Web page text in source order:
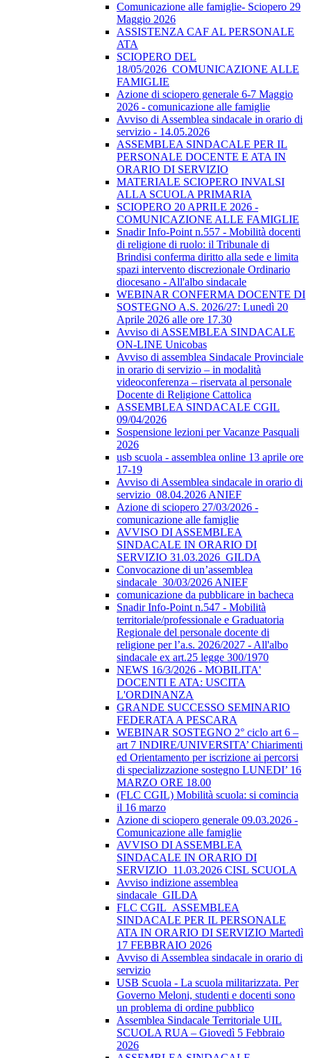
Comunicazione alle famiglie- Sciopero 29
Maggio 2026
ASSISTENZA CAF AL PERSONALE
ATA
SCIOPERO DEL
18/05/2026_COMUNICAZIONE ALLE
FAMIGLIE
Azione di sciopero generale 6-7 Maggio
2026 - comunicazione alle famiglie
Avviso di Assemblea sindacale in orario di
servizio - 14.05.2026
ASSEMBLEA SINDACALE PER IL
PERSONALE DOCENTE E ATA IN
ORARIO DI SERVIZIO
MATERIALE SCIOPERO INVALSI
ALLA SCUOLA PRIMARIA
SCIOPERO 20 APRILE 2026 -
COMUNICAZIONE ALLE FAMIGLIE
Snadir Info-Point n.557 - Mobilità docenti
di religione di ruolo: il Tribunale di
Brindisi conferma diritto alla sede e limita
spazi intervento discrezionale Ordinario
diocesano - All'albo sindacale
WEBINAR CONFERMA DOCENTE DI
SOSTEGNO A.S. 2026/27: Lunedì 20
Aprile 2026 alle ore 17.30
Avviso di ASSEMBLEA SINDACALE
ON-LINE Unicobas
Avviso di assemblea Sindacale Provinciale
in orario di servizio – in modalità
videoconferenza – riservata al personale
Docente di Religione Cattolica
ASSEMBLEA SINDACALE CGIL
09/04/2026
Sospensione lezioni per Vacanze Pasquali
2026
usb scuola - assemblea online 13 aprile ore
17-19
Avviso di Assemblea sindacale in orario di
servizio_08.04.2026 ANIEF
Azione di sciopero 27/03/2026 -
comunicazione alle famiglie
AVVISO DI ASSEMBLEA
SINDACALE IN ORARIO DI
SERVIZIO 31.03.2026_GILDA
Convocazione di un’assemblea
sindacale_30/03/2026 ANIEF
comunicazione da pubblicare in bacheca
Snadir Info-Point n.547 - Mobilità
territoriale/professionale e Graduatoria
Regionale del personale docente di
religione per l’a.s. 2026/2027 - All'albo
sindacale ex art.25 legge 300/1970
NEWS 16/3/2026 - MOBILITA'
DOCENTI E ATA: USCITA
L'ORDINANZA
GRANDE SUCCESSO SEMINARIO
FEDERATA A PESCARA
WEBINAR SOSTEGNO 2° ciclo art 6 –
art 7 INDIRE/UNIVERSITA’ Chiarimenti
ed Orientamento per iscrizione ai percorsi
di specializzazione sostegno LUNEDI’ 16
MARZO ORE 18.00
(FLC CGIL) Mobilità scuola: si comincia
il 16 marzo
Azione di sciopero generale 09.03.2026 -
Comunicazione alle famiglie
AVVISO DI ASSEMBLEA
SINDACALE IN ORARIO DI
SERVIZIO_11.03.2026 CISL SCUOLA
Avviso indizione assemblea
sindacale_GILDA
FLC CGIL_ASSEMBLEA
SINDACALE PER IL PERSONALE
ATA IN ORARIO DI SERVIZIO Martedì
17 FEBBRAIO 2026
Avviso di Assemblea sindacale in orario di
servizio
USB Scuola - La scuola militarizzata. Per
Governo Meloni, studenti e docenti sono
un problema di ordine pubblico
Assemblea Sindacale Territoriale UIL
SCUOLA RUA – Giovedì 5 Febbraio
2026